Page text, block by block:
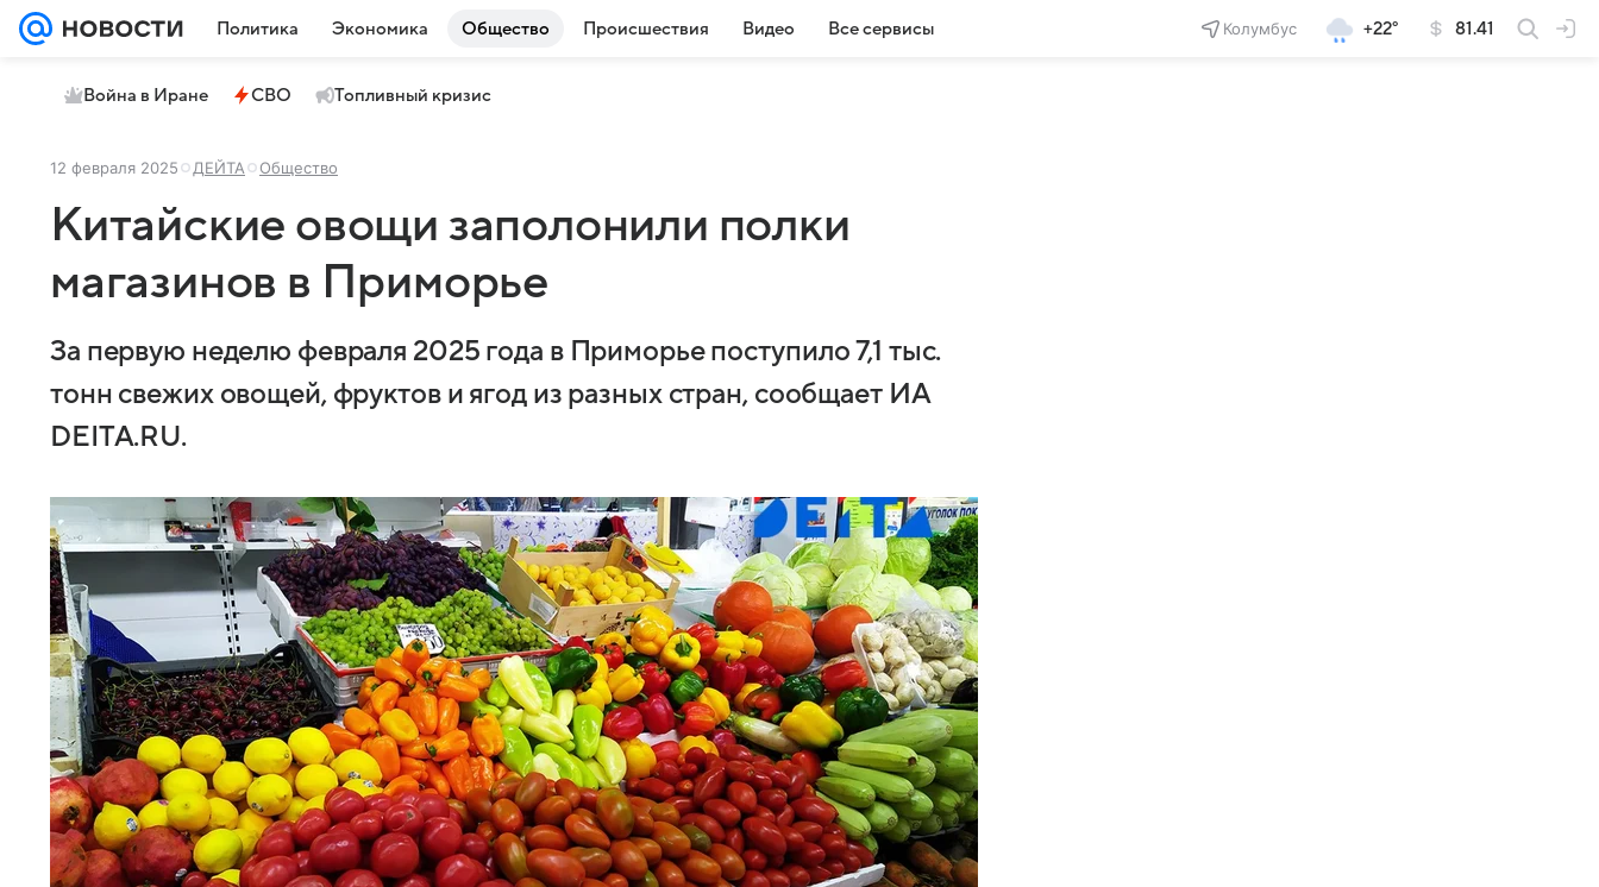
Политика Экономика Общество Происшествия Видео Все сервисы Колумбус +22° 81.41
Война в Иране СВО Топливный кризис
12 февраля 2025 ДЕЙТА Общество
Китайские овощи заполонили полки
магазинов в Приморье
За первую неделю февраля 2025 года в Приморье поступило 7,1 тыс.
тонн свежих овощей, фруктов и ягод из разных стран, сообщает ИА
DEITA.RU.